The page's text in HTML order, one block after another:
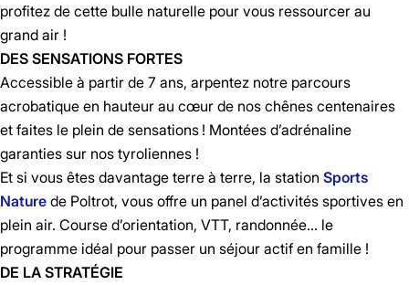
profitez de cette bulle naturelle pour vous ressourcer au
grand air !
DES SENSATIONS FORTES
Accessible à partir de 7 ans, arpentez notre parcours
acrobatique en hauteur au cœur de nos chênes centenaires
et faites le plein de sensations ! Montées d’adrénaline
garanties sur nos tyroliennes !
Et si vous êtes davantage terre à terre, la station Sports
Nature de Poltrot, vous offre un panel d’activités sportives en
plein air. Course d’orientation, VTT, randonnée… le
programme idéal pour passer un séjour actif en famille !
DE LA STRATÉGIE